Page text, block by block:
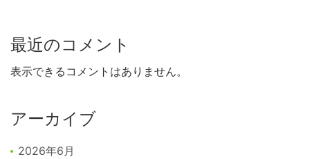
最近のコメント
表示できるコメントはありません。
アーカイブ
2026年6月